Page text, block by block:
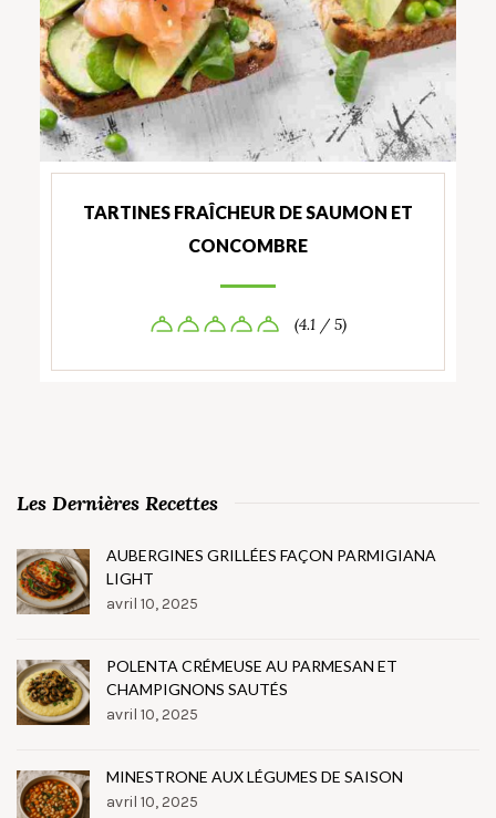
TARTINES FRAÎCHEUR DE SAUMON ET
CONCOMBRE
(4.1 / 5)
Les Dernières Recettes
AUBERGINES GRILLÉES FAÇON PARMIGIANA
LIGHT
avril 10, 2025
POLENTA CRÉMEUSE AU PARMESAN ET
CHAMPIGNONS SAUTÉS
avril 10, 2025
MINESTRONE AUX LÉGUMES DE SAISON
avril 10, 2025